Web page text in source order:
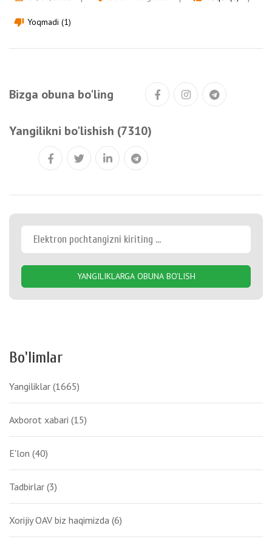
thumb_down Yoqmadi (1)
Bizga obuna bo'ling
Yangilikni bo'lishish (7310)
YANGILIKLARGA OBUNA BO'LISH
Bo'limlar
Yangiliklar (1665)
Axborot xabari (15)
E'lon (40)
Tadbirlar (3)
Xorijiy OAV biz haqimizda (6)